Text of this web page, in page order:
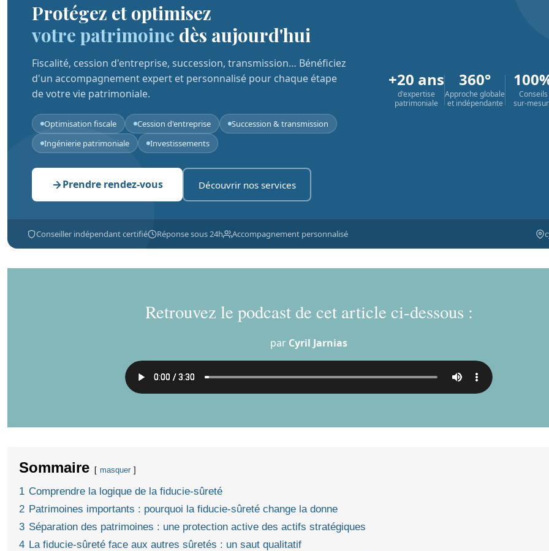
Protégez et optimisez
votre patrimoine dès aujourd'hui
Fiscalité, cession d'entreprise, succession, transmission… Bénéficiez
d'un accompagnement expert et personnalisé pour chaque étape
de votre vie patrimoniale.
Optimisation fiscale Cession d'entreprise
Succession & transmission
Ingénierie patrimoniale
Investissements
Prendre rendez-vous Découvrir nos services
+20 ans
d'expertise
patrimoniale
360°
Approche globale
et indépendante
Conseils
sur-
Conseiller indépendant certifié Réponse sous 24h Accompagnement personnalisé
Retrouvez le podcast de cet article ci-dessous :
par Cyril Jarnias
Sommaire masquer
1 Comprendre la logique de la fiducie-sûreté
2 Patrimoines importants : pourquoi la fiducie-sûreté change la donne
3 Séparation des patrimoines : une protection active des actifs stratégiques
4 La fiducie-sûreté face aux autres sûretés : un saut qualitatif